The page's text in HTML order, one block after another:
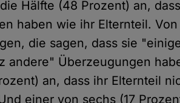
Hälfte (48 Prozent) an,
haben wie ihr Elternteil.
die sagen, dass sie
andere" Überzeugungen
an, dass ihr Elternteil
einer von sechs (17